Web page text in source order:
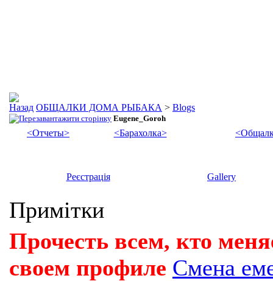
ОБЩАЛКИ ДОМА РЫБАКА > Blogs
Eugene_Goroh
<Отчеты> <Барахолка>
Реєстрація Gallery
Примітки
Прочесть всем, кто
своем профиле Смена